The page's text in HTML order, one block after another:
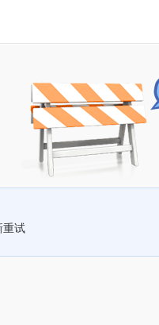
重试